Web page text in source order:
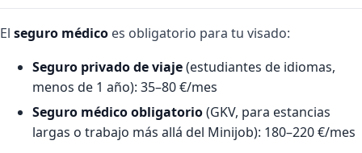
El seguro médico es obligatorio para tu visado:
Seguro privado de viaje(estudiantes de idiomas,
menos de 1 año): 35–80 €/mes
Seguro médico obligatorio(GKV, para estancias
largas o trabajo más allá del Minijob): 180–220 €/mes